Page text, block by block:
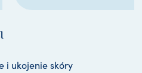
i ukojenie skóry